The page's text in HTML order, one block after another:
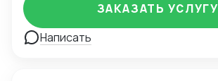
Написать
ЗАКАЗАТЬ УСЛУГУ